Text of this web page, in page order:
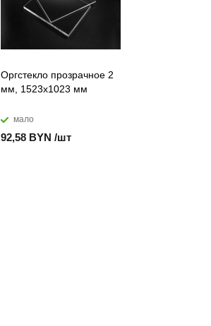
Оргстекло прозрачное 2
мм, 1523х1023 мм
мало
92,58 BYN /шт